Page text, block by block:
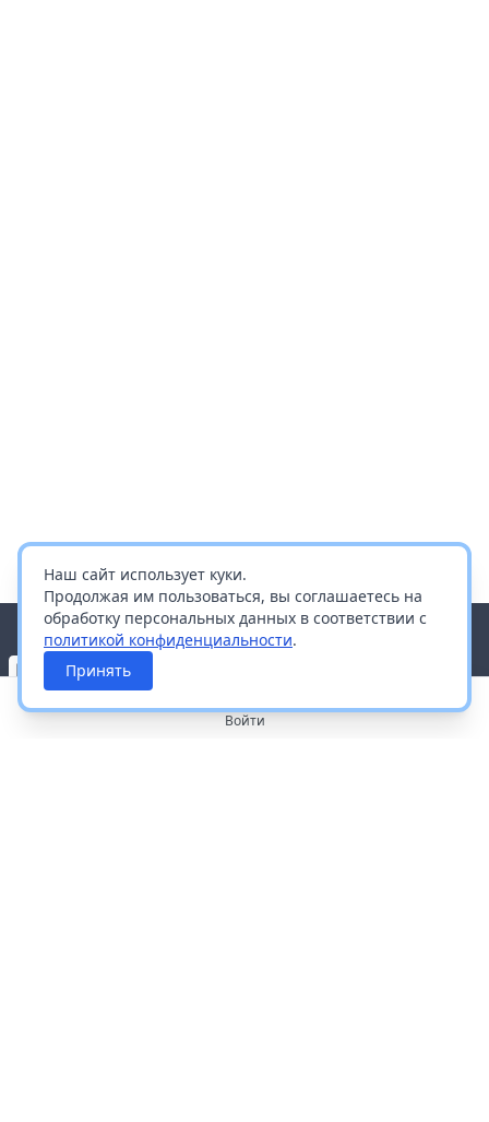
Наш сайт использует куки.
Продолжая им пользоваться, вы соглашаетесь на
обработку персональных данных в соответствии с
политикой конфиденциальности.
Принять
Войти